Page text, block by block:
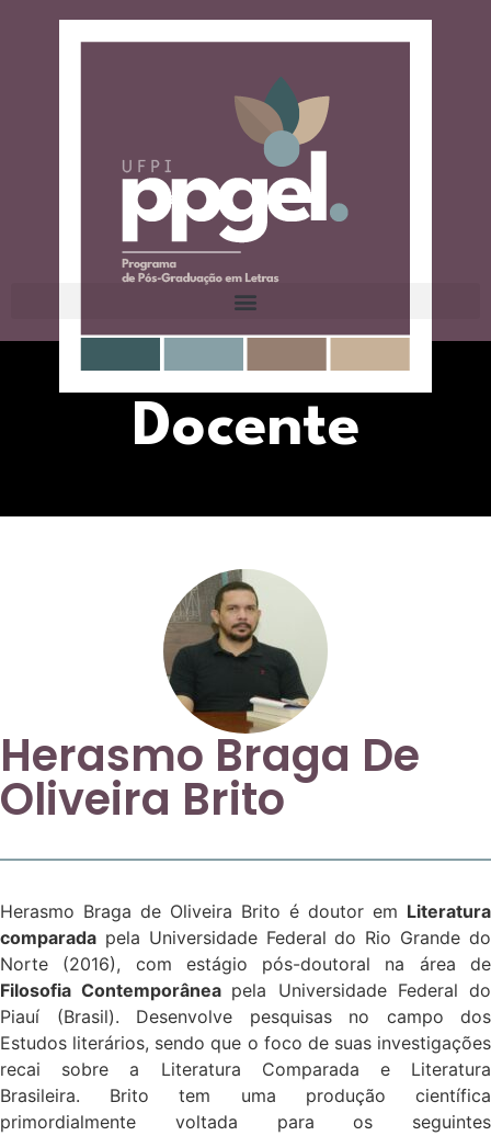
Docente
Herasmo Braga De
Oliveira Brito
Herasmo Braga de Oliveira Brito é doutor em Literatura
comparada pela Universidade Federal do Rio Grande do
Norte (2016), com estágio pós-doutoral na área de
Filosofia Contemporânea pela Universidade Federal do
Piauí (Brasil). Desenvolve pesquisas no campo dos
Estudos literários, sendo que o foco de suas investigações
recai sobre a Literatura Comparada e Literatura
Brasileira. Brito tem uma produção científica
primordialmente voltada para os seguintes